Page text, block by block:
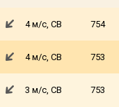
4 м/с, СВ 754
4 м/с, СВ 753
3 м/с, СВ 753